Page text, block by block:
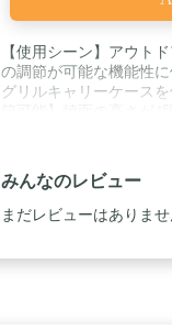
【使用シーン】アウト
の調節が可能な機能性
グリルキャリーケース
火から近火まで好みの
ィ】通気性が良く燃焼
ス製となっていますの
け】料理中でも炭の継
なっています。使用後
みんなのレビュー
まだレビューはありませ